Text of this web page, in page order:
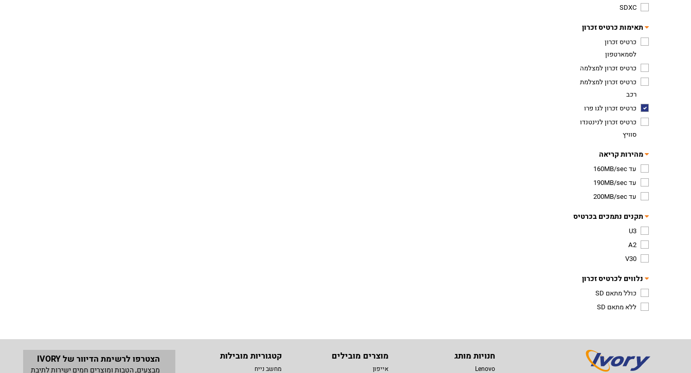
SDXC
תאימות כרטיס זכרון
כרטיס זכרון
לסמארטפון
כרטיס זכרון למצלמה
כרטיס זכרון למצלמת
רכב
כרטיס זכרון לגו פרו
כרטיס זכרון לנינטנדו
סוויץ
מהירות קריאה
עד 160MB/sec
עד 190MB/sec
עד 200MB/sec
תקנים נתמכים בכרטיס
U3
A2
V30
נלווים לכרטיס זכרון
כולל מתאם SD
ללא מתאם SD
חנויות מותג
Lenovo
מוצרים מובילים
אייפון
קטגוריות מובילות
מחשב נייח
הצטרפו לרשימת הדיוור של IVORY
מבצעים, הטבות ומוצרים חמים ישירות לתיבת